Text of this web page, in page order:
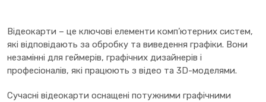
Відеокарти – це ключові елементи комп’ютерних систем,
які відповідають за обробку та виведення графіки. Вони
незамінні для геймерів, графічних дизайнерів і
професіоналів, які працюють з відео та 3D-моделями.
Сучасні відеокарти оснащені потужними графічними